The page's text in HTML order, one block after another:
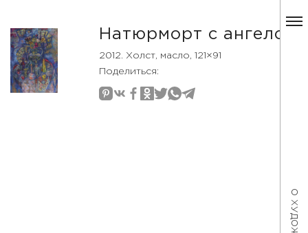
Натюрморт с ангелом
2012. Холст, масло, 121×91
Поделиться: